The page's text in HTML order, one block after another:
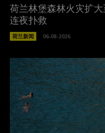
荷兰林堡森林火灾扩
连夜扑救
荷兰新闻 06-08-2026